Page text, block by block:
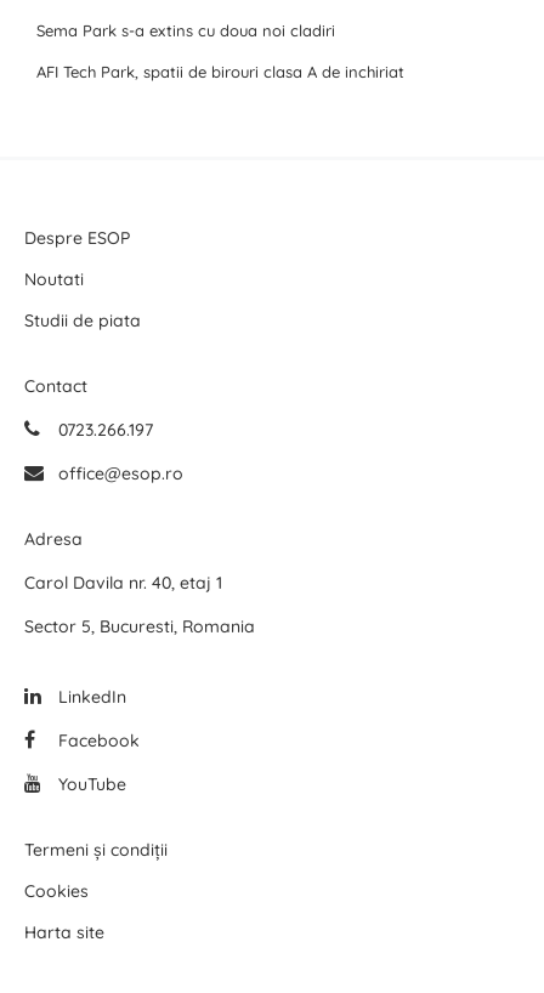
Sema Park s-a extins cu doua noi cladiri
AFI Tech Park, spatii de birouri clasa A de inchiriat
Despre ESOP
Noutati
Studii de piata
Contact
0723.266.197
office@esop.ro
Adresa
Carol Davila nr. 40, etaj 1
Sector 5, Bucuresti, Romania
LinkedIn
Facebook
YouTube
Termeni și condiții
Cookies
Harta site